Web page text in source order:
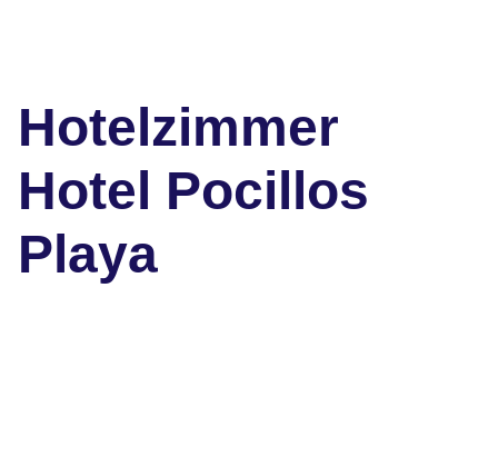
Hotelzimmer
Hotel Pocillos
Playa